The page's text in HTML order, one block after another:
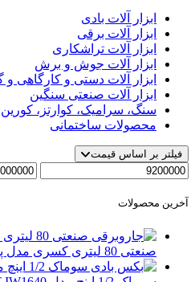
ابزار آلات بادی
ابزار آلات برقی
ابزار آلات تراشکاری
ابزار آلات جوش و برش
ابزار آلات دستی و کارگاهی و
ابزار آلات صنعتی سنگین
سنگ، سرامیک، کوارتز، کورین
محصولات ساختمانی
فیلتر بر اساس قیمت
حداقل
حداكثر
آخرین محصولات
صنعتی 80 لیتری کسری مدل پاندا